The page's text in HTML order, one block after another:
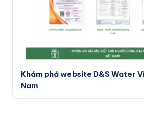
Khám phá website D&S Water
Nam